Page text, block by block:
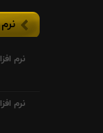
نرم
نرم